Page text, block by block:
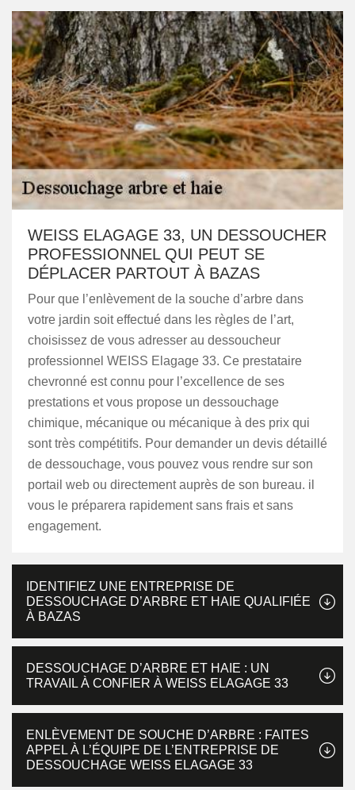
WEISS ELAGAGE 33, UN DESSOUCHER
PROFESSIONNEL QUI PEUT SE
DÉPLACER PARTOUT À BAZAS
Pour que l’enlèvement de la souche d’arbre dans
votre jardin soit effectué dans les règles de l’art,
choisissez de vous adresser au dessoucheur
professionnel WEISS Elagage 33. Ce prestataire
chevronné est connu pour l’excellence de ses
prestations et vous propose un dessouchage
chimique, mécanique ou mécanique à des prix qui
sont très compétitifs. Pour demander un devis détaillé
de dessouchage, vous pouvez vous rendre sur son
portail web ou directement auprès de son bureau. il
vous le préparera rapidement sans frais et sans
engagement.
IDENTIFIEZ UNE ENTREPRISE DE
DESSOUCHAGE D’ARBRE ET HAIE QUALIFIÉE
À BAZAS
DESSOUCHAGE D’ARBRE ET HAIE : UN
TRAVAIL À CONFIER À WEISS ELAGAGE 33
ENLÈVEMENT DE SOUCHE D’ARBRE : FAITES
APPEL À L’ÉQUIPE DE L’ENTREPRISE DE
DESSOUCHAGE WEISS ELAGAGE 33